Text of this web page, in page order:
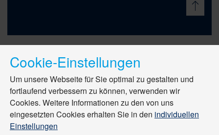
Cookie-Einstellungen
Um unsere Webseite für Sie optimal zu gestalten und
fortlaufend verbessern zu können, verwenden wir
Cookies. Weitere Informationen zu den von uns
eingesetzten Cookies erhalten Sie in den individuellen
Einstellungen